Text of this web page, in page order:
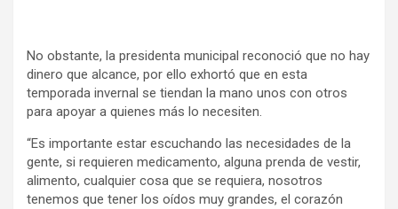
No obstante, la presidenta municipal reconoció que no hay
dinero que alcance, por ello exhortó que en esta
temporada invernal se tiendan la mano unos con otros
para apoyar a quienes más lo necesiten.
“Es importante estar escuchando las necesidades de la
gente, si requieren medicamento, alguna prenda de vestir,
alimento, cualquier cosa que se requiera, nosotros
tenemos que tener los oídos muy grandes, el corazón